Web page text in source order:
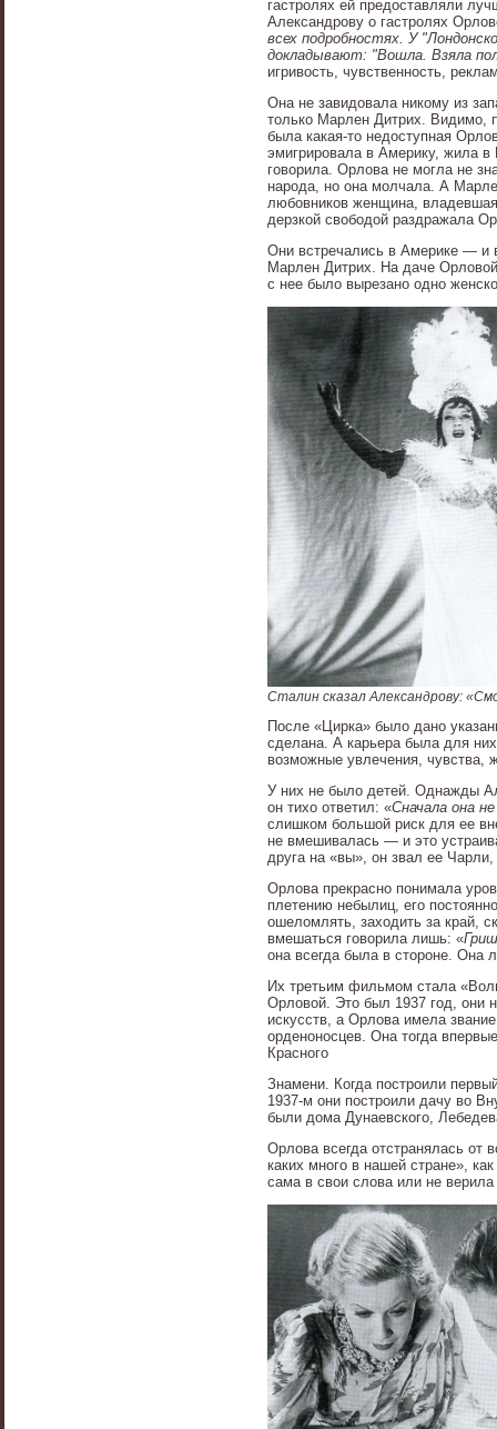
гастролях ей предоставляли
Александрову о гастролях
всех подробностях. У
докладывают: "Вошла. Взяла
игривость, чувственность,
Она не завидовала никому из
только Марлен Дитрих. Видимо,
была какая-то недоступная
эмигрировала в Америку, жила
говорила. Орлова не могла не
народа, но она молчала. А
любовников женщина,
дерзкой свободой раздражала
Они встречались в Америке — и
Марлен Дитрих. На даче
с нее было вырезано одно
Сталин сказал Александрову:
После «Цирка» было дано
сделана. А карьера была для
возможные увлечения, чувства,
У них не было детей. Однажды
он тихо ответил: «Сначала она
слишком большой риск для ее
не вмешивалась — и это
друга на «вы», он звал ее
Орлова прекрасно понимала
плетению небылиц, его
ошеломлять, заходить за край,
вмешаться говорила лишь: «
она всегда была в стороне. Она
Их третьим фильмом стала
Орловой. Это был 1937 год, они
искусств, а Орлова имела
орденоносцев. Она тогда
Красного
Знамени. Когда построили
1937-м они построили дачу во
были дома Дунаевского,
Орлова всегда отстранялась от
каких много в нашей стране»,
сама в свои слова или не